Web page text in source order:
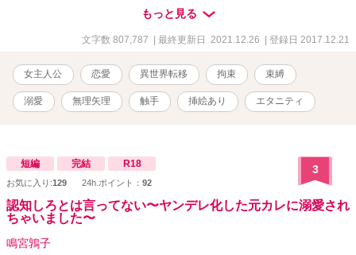
********************* ※27話で第一章完結致します。 ※84話で第二章完
結致します。 ※162話で第三章完結致します。 ※181話で第四章完
結致します。 ※356話で第五章完結致します。 《イラストは
ておりました、〇〇×私の連載版となります。 (俺様王子×私・ドS魔
導士×私・ヤンデレ騎士×私・年上医師×私) 短編を読んでいない方に
もわかるようになっておりますので、ご安心下さい。 それでは宜し
くお願いいたします。 ※無理矢理な描写があります、苦手な方はご
もっと見る
文字数 807,787 | 最終更新日 2021.12.26 | 登録日 2017.12.21
女主人公 恋愛 異世界転移 拘束 束縛
溺愛 無理矢理 触手 挿絵あり エタニティ
短編 完結 R18
お気に入り:129 24h.ポイント： 92
3
認知しろとは言ってない〜ヤンデレ化した元カレに溺愛され
ちゃいました〜
鳴宮鶉子